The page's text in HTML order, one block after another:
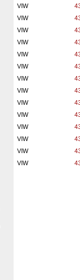
VIW
VIW
VIW
VIW
VIW
VIW
VIW
VIW
VIW
VIW
VIW
VIW
VIW
VIW